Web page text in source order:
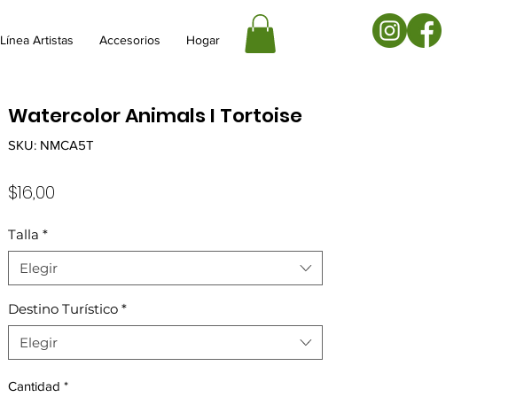
Línea Artistas Accesorios Hogar
Watercolor Animals I Tortoise
SKU: NMCA5T
$16,00
Talla *
Elegir
Destino Turístico *
Elegir
Cantidad *